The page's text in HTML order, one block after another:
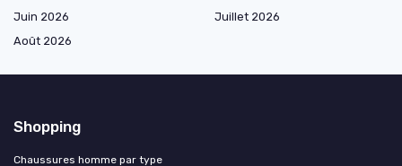
Juin 2026
Juillet 2026
Août 2026
Shopping
Chaussures homme par type